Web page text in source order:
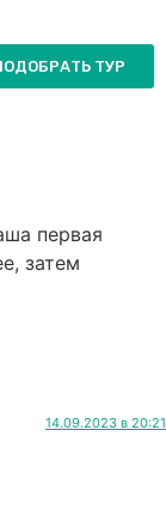
ТУР
первая
затем
14.09.2023 в 20:21